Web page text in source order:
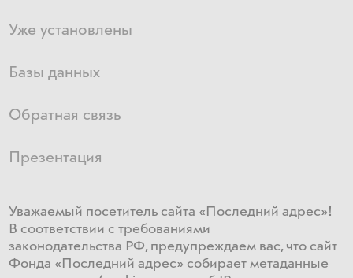
Уже установлены
Базы данных
Обратная связь
Презентация
Уважаемый посетитель сайта «Последний адрес»!
В соответствии с требованиями
законодательства РФ, предупреждаем вас, что сайт
Фонда «Последний адрес» собирает метаданные